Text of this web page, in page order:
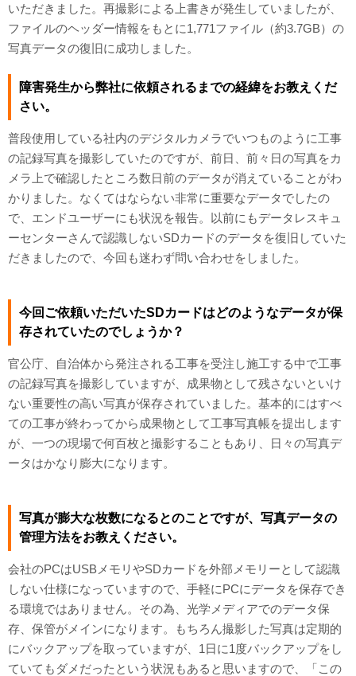
いただきました。再撮影による上書きが発生していましたが、
ファイルのヘッダー情報をもとに1,771ファイル（約3.7GB）の
写真データの復旧に成功しました。
障害発生から弊社に依頼されるまでの経緯をお教えくだ
さい。
普段使用している社内のデジタルカメラでいつものように工事
の記録写真を撮影していたのですが、前日、前々日の写真をカ
メラ上で確認したところ数日前のデータが消えていることがわ
かりました。なくてはならない非常に重要なデータでしたの
で、エンドユーザーにも状況を報告。以前にもデータレスキュ
ーセンターさんで認識しないSDカードのデータを復旧していた
だきましたので、今回も迷わず問い合わせをしました。
今回ご依頼いただいたSDカードはどのようなデータが保
存されていたのでしょうか？
官公庁、自治体から発注される工事を受注し施工する中で工事
の記録写真を撮影していますが、成果物として残さないといけ
ない重要性の高い写真が保存されていました。基本的にはすべ
ての工事が終わってから成果物として工事写真帳を提出します
が、一つの現場で何百枚と撮影することもあり、日々の写真デ
ータはかなり膨大になります。
写真が膨大な枚数になるとのことですが、写真データの
管理方法をお教えください。
会社のPCはUSBメモリやSDカードを外部メモリーとして認識
しない仕様になっていますので、手軽にPCにデータを保存でき
る環境ではありません。その為、光学メディアでのデータ保
存、保管がメインになります。もちろん撮影した写真は定期的
にバックアップを取っていますが、1日に1度バックアップをし
ていてもダメだったという状況もあると思いますので、「この